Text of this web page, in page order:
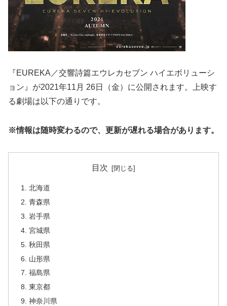
『EUREKA／交響詩篇エウレカセブン ハイエボリューシ
ョン』が2021年11月 26日（金）に公開されます。上映す
る劇場は以下の通りです。
※情報は随時変わるので、更新が遅れる場合があります。
目次
北海道
青森県
岩手県
宮城県
秋田県
山形県
福島県
東京都
神奈川県